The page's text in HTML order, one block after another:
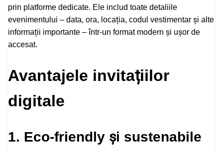
prin platforme dedicate. Ele includ toate detaliile
evenimentului – data, ora, locația, codul vestimentar și alte
informații importante – într-un format modern și ușor de
accesat.
Avantajele invitațiilor
digitale
1. Eco-friendly și sustenabile